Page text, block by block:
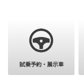
試乗予約・展示車